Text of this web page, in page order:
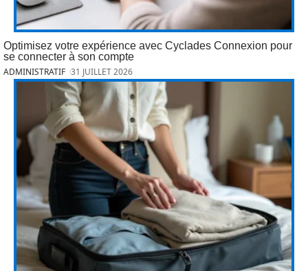
Optimisez votre expérience avec Cyclades Connexion pour
se connecter à son compte
ADMINISTRATIF 31 JUILLET 2026